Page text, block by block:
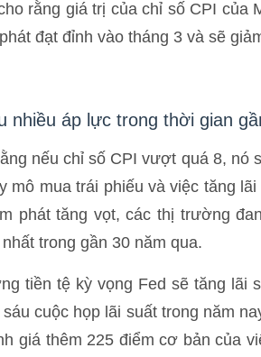
rằng giá trị của chỉ số CPI của
đạt đỉnh vào tháng 3 và sẽ
nhiều áp lực trong thời gian
nếu chỉ số CPI vượt quá 8, nó
mô mua trái phiếu và việc tăng
phát tăng vọt, các thị trường
trong gần 30 năm qua.
tiền tệ kỳ vọng Fed sẽ tăng lãi
cuộc họp lãi suất trong năm
giá thêm 225 điểm cơ bản của